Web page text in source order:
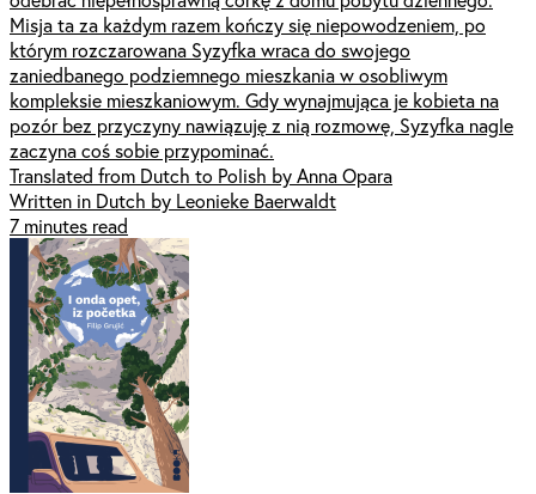
Misja ta za każdym razem kończy się niepowodzeniem, po
którym rozczarowana Syzyfka wraca do swojego
zaniedbanego podziemnego mieszkania w osobliwym
kompleksie mieszkaniowym. Gdy wynajmująca je kobieta na
pozór bez przyczyny nawiązuję z nią rozmowę, Syzyfka nagle
zaczyna coś sobie przypominać.
Translated from Dutch to Polish by Anna Opara
Written in Dutch by Leonieke Baerwaldt
7 minutes read